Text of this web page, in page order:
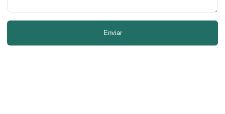
Enviar